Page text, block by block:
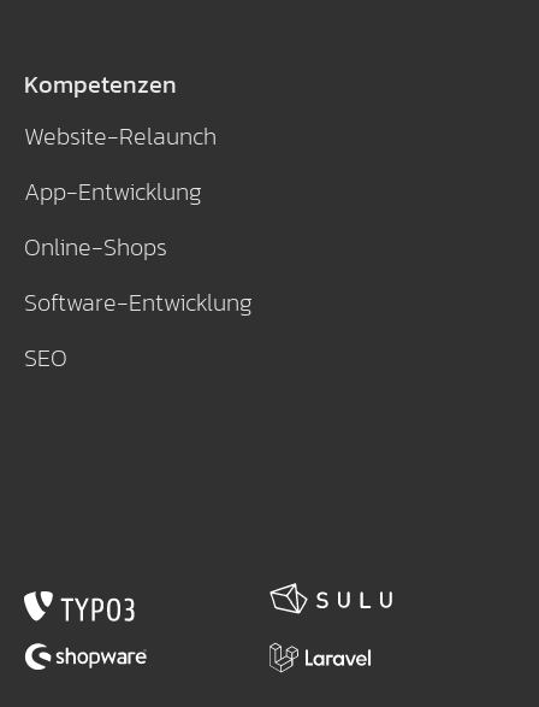
Kompetenzen
Website-Relaunch
App-Entwicklung
Online-Shops
Software-Entwicklung
SEO